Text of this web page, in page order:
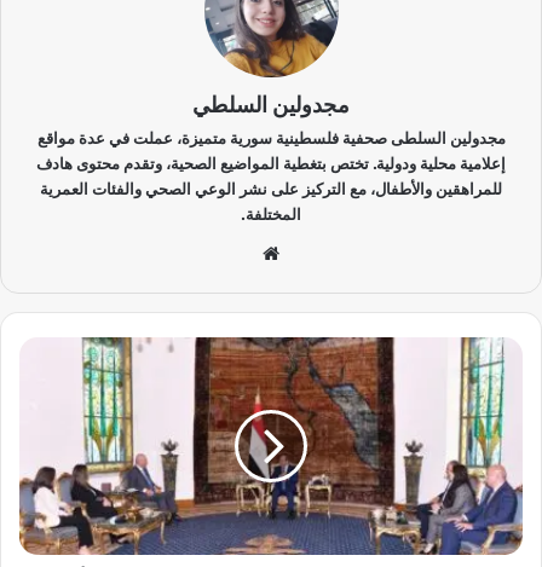
مجدولين السلطي
مجدولين السلطى صحفية فلسطينية سورية متميزة، عملت في عدة مواقع
إعلامية محلية ودولية. تختص بتغطية المواضيع الصحية، وتقدم محتوى هادف
للمراهقين والأطفال، مع التركيز على نشر الوعي الصحي والفئات العمرية
المختلفة.
الوي
ب
ا
س
ا
ل
س